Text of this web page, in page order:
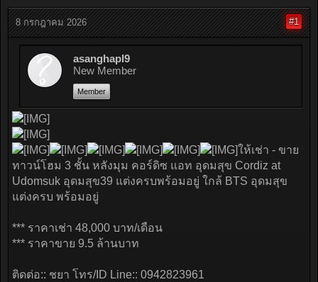
8 กรกฎาคม 2026 #1
asanghapl9
New Member
Member
ให้เช่า - ขาย
ทาวน์โฮม 3 ชั้น หลังมุม คอร์ดิซ แอท อุดมสุข Cordiz at
Udomsuk อุดมสุข39 แต่งครบพร้อมอยู่ ใกล้ BTS อุดมสุข
แต่งครบ พร้อมอยู่
*** ราคาเช่า 48,000 บาท/เดือน
*** ราคาขาย 9.5 ล้านบาท
ติดต่อ:: ชยา โทร/ID Line:: 0942823961